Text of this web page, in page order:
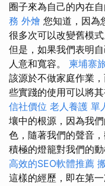
圈子來為自己的內在自
務 外燴 您知道，因為
很多次可以改變舊模式
但是，如果我們表明
人意和寬容。 柬埔寨
該源於不做家庭作業
些實踐的使用可以將
信社價位 老人養護 單
壤中的根源，因為我
色，隨著我們的聲音
積極的燈籠對我們的
高效的SEO軟體推薦
這樣的經歷，即在第